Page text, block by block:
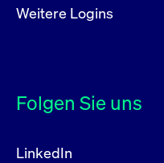
Weitere Logins
Folgen Sie uns
LinkedIn